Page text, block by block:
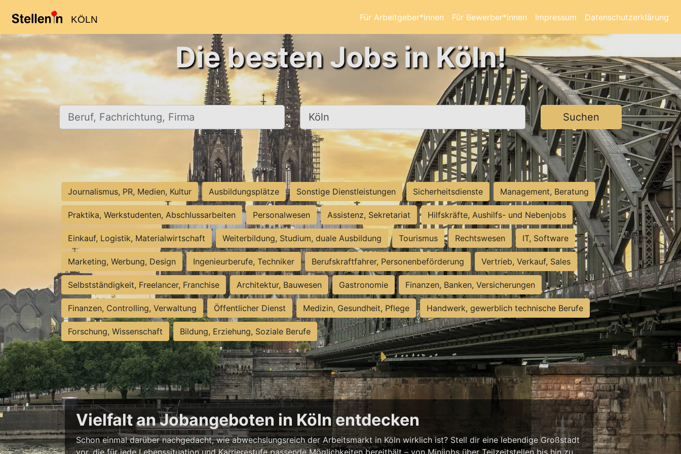
KÖLN Für Arbeitgeber*innen Für Bewerber*innen Impressum Datenschutzerklärung
Die besten Jobs in Köln!
Beruf, Fachrichtung, Firma Ort, Stadt Suchen
Journalismus, PR, Medien, Kultur Ausbildungsplätze Sonstige Dienstleistungen Sicherheitsdienste Management, Beratung
Praktika, Werkstudenten, Abschlussarbeiten Personalwesen Assistenz, Sekretariat Hilfskräfte, Aushilfs- und Nebenjobs
Einkauf, Logistik, Materialwirtschaft Weiterbildung, Studium, duale Ausbildung Tourismus Rechtswesen IT, Software
Marketing, Werbung, Design Ingenieurberufe, Techniker Berufskraftfahrer, Personenbeförderung Vertrieb, Verkauf, Sales
Selbstständigkeit, Freelancer, Franchise Architektur, Bauwesen Gastronomie Finanzen, Banken, Versicherungen
Finanzen, Controlling, Verwaltung Öffentlicher Dienst Medizin, Gesundheit, Pflege Handwerk, gewerblich technische Berufe
Forschung, Wissenschaft Bildung, Erziehung, Soziale Berufe
Vielfalt an Jobangeboten in Köln entdecken
Schon einmal darüber nachgedacht, wie abwechslungsreich der Arbeitsmarkt in Köln wirklich ist? Stell dir eine lebendige Großstadt